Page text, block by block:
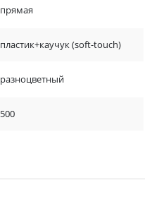
прямая
пластик+каучук (soft-touch)
разноцветный
500